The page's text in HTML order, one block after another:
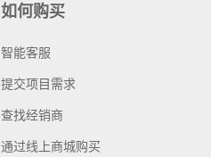
如何购买
智能客服
提交项目需求
查找经销商
通过线上商城购买